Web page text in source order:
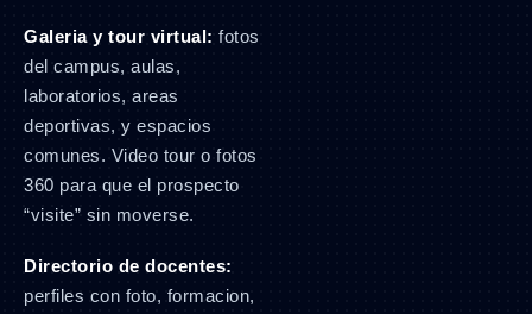
Galeria y tour virtual: fotos
del campus, aulas,
laboratorios, areas
deportivas, y espacios
comunes. Video tour o fotos
360 para que el prospecto
“visite” sin moverse.
Directorio de docentes:
perfiles con foto, formacion,